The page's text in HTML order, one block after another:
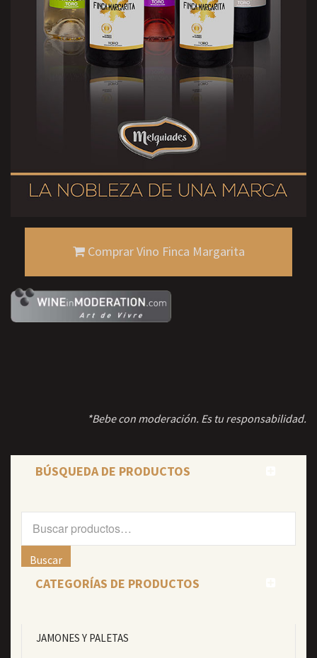
Comprar Vino Finca Margarita
*Bebe con moderación. Es tu responsabilidad.
BÚSQUEDA DE PRODUCTOS
por:
Buscar
CATEGORÍAS DE PRODUCTOS
JAMONES Y PALETAS